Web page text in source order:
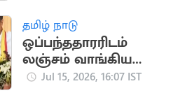
தமிழ் நாடு
ஒப்பந்ததாரரிடம்
லஞ்சம் வாங்கிய
தவெக ஊராட்சித்
Jul 15, 2026, 16:07 IST